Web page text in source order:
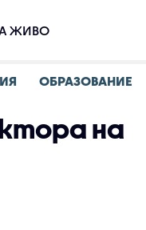
ЖИВО
ОБРАЗОВАНИЕ
на